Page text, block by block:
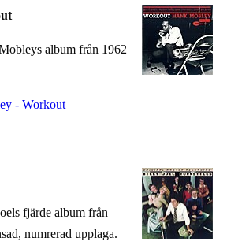
album från 1962
- Workout
fjärde album från
numrerad upplaga.